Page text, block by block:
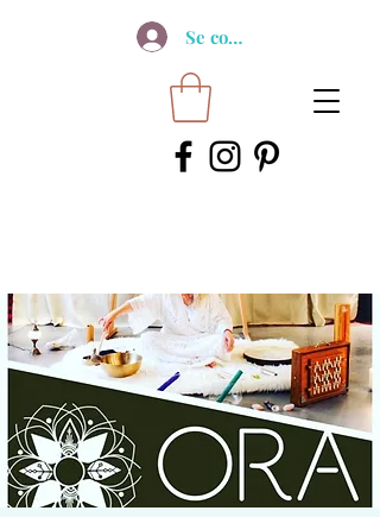
Se connecter